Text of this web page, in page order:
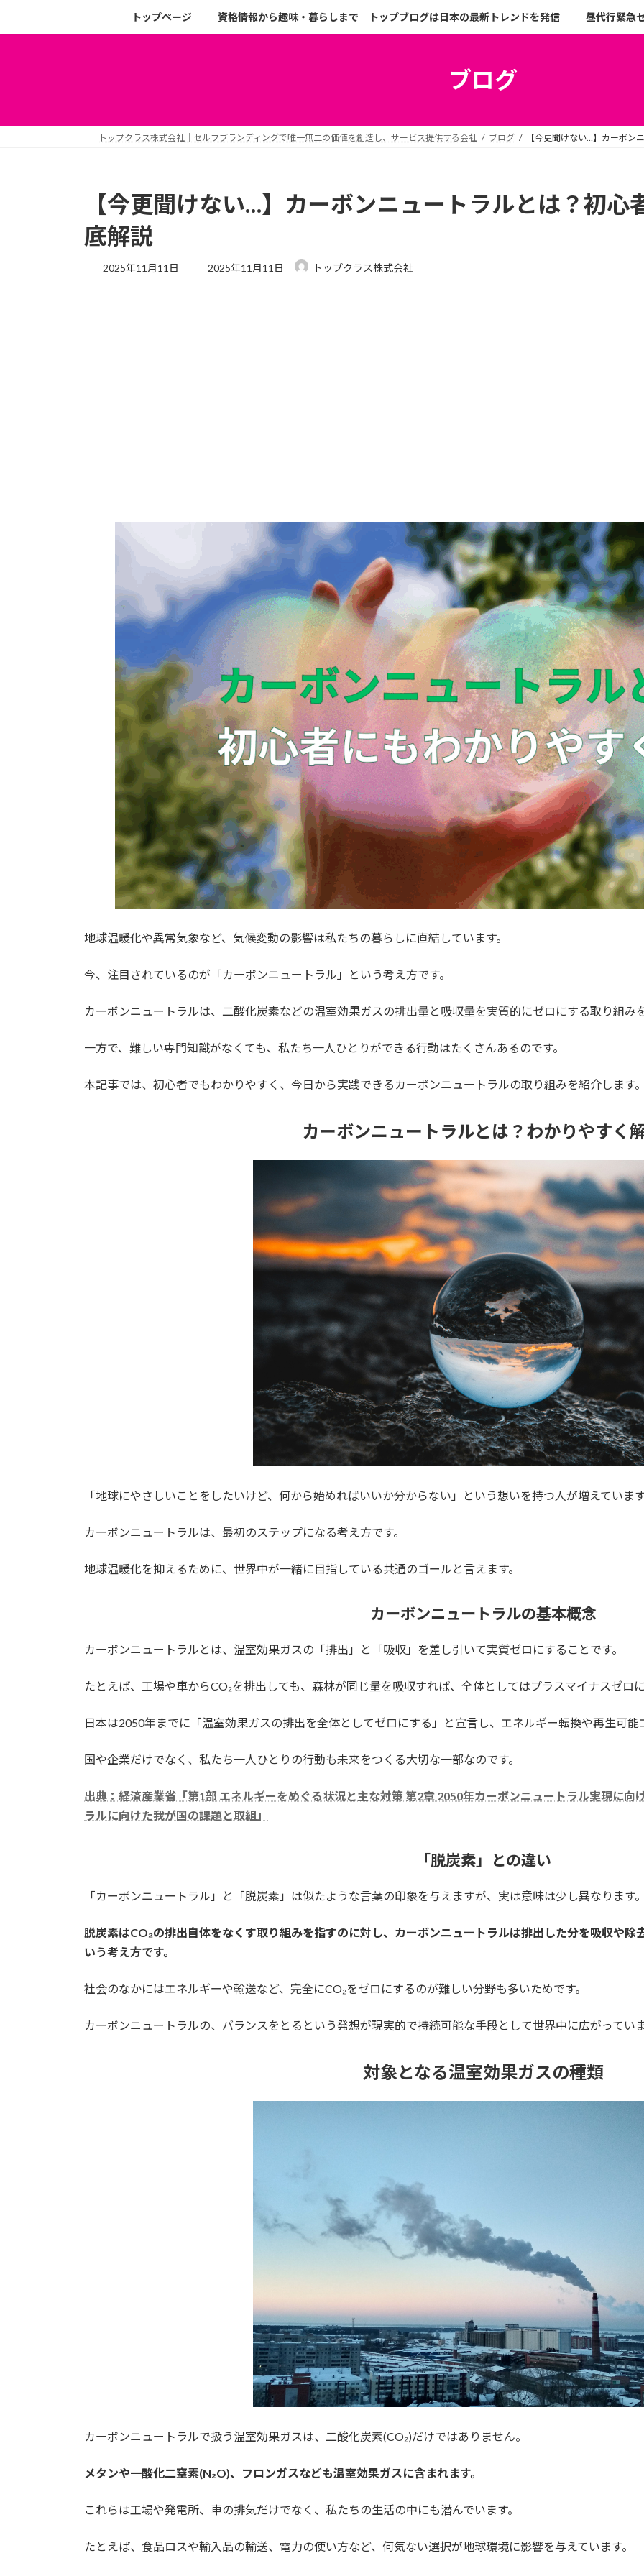
トップページ 資格情報から趣味・暮らしまで｜トップブログは日本の最新トレンドを発信 昼代行緊急
ブログ
トップクラス株式会社｜セルフブランディングで唯一無二の価値を創造し、サービス提供する会社 ブログ 【今更聞けない…】カーボン
【今更聞けない…】カーボンニュートラルとは？初心
底解説
2025年11月11日 2025年11月11日 トップクラス株式会社
地球温暖化や異常気象など、気候変動の影響は私たちの暮らしに直結しています。
今、注目されているのが「カーボンニュートラル」という考え方です。
カーボンニュートラルは、二酸化炭素などの温室効果ガスの排出量と吸収量を実質的にゼロにする取り組み
一方で、難しい専門知識がなくても、私たち一人ひとりができる行動はたくさんあるのです。
本記事では、初心者でもわかりやすく、今日から実践できるカーボンニュートラルの取り組みを紹介します
カーボンニュートラルとは？わかりやすく
「地球にやさしいことをしたいけど、何から始めればいいか分からない」という想いを持つ人が増えていま
カーボンニュートラルは、最初のステップになる考え方です。
地球温暖化を抑えるために、世界中が一緒に目指している共通のゴールと言えます。
カーボンニュートラルの基本概念
カーボンニュートラルとは、温室効果ガスの「排出」と「吸収」を差し引いて実質ゼロにすることです。
たとえば、工場や車からCO₂を排出しても、森林が同じ量を吸収すれば、全体としてはプラスマイナスゼロ
日本は2050年までに「温室効果ガスの排出を全体としてゼロにする」と宣言し、エネルギー転換や再生可
国や企業だけでなく、私たち一人ひとりの行動も未来をつくる大切な一部なのです。
出典：経済産業省「第1部 エネルギーをめぐる状況と主な対策 第2章 2050年カーボンニュートラル実現に向
ラルに向けた我が国の課題と取組」
「脱炭素」との違い
「カーボンニュートラル」と「脱炭素」は似たような言葉の印象を与えますが、実は意味は少し異なります
脱炭素はCO₂の排出自体をなくす取り組みを指すのに対し、カーボンニュートラルは排出した分を吸収や除
いう考え方です。
社会のなかにはエネルギーや輸送など、完全にCO₂をゼロにするのが難しい分野も多いためです。
カーボンニュートラルの、バランスをとるという発想が現実的で持続可能な手段として世界中に広がってい
対象となる温室効果ガスの種類
カーボンニュートラルで扱う温室効果ガスは、二酸化炭素(CO₂)だけではありません。
メタンや一酸化二窒素(N₂O)、フロンガスなども温室効果ガスに含まれます。
これらは工場や発電所、車の排気だけでなく、私たちの生活の中にも潜んでいます。
たとえば、食品ロスや輸入品の輸送、電力の使い方など、何気ない選択が地球環境に影響を与えています。